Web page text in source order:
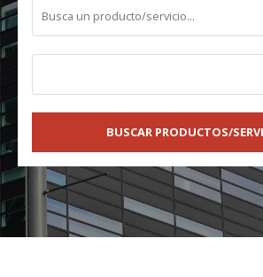
BUSCAR PRODUCTOS/